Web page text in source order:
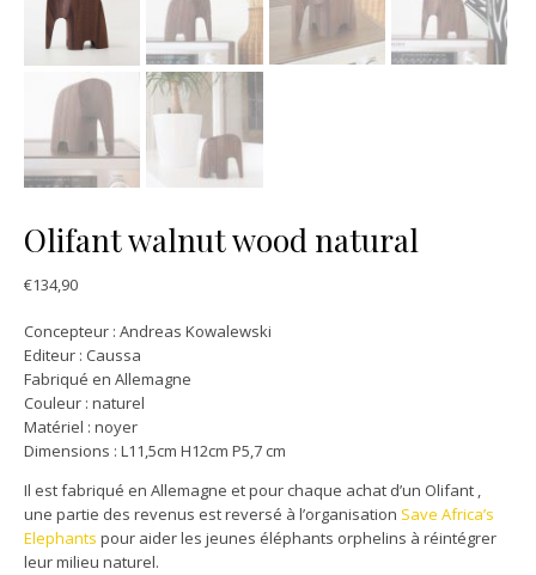
Olifant walnut wood natural
€134,90
Concepteur : Andreas Kowalewski
Editeur : Caussa
Fabriqué en Allemagne
Couleur : naturel
Matériel : noyer
Dimensions : L11,5cm H12cm P5,7 cm
Il est fabriqué en Allemagne et pour chaque achat d’un Olifant ,
une partie des revenus est reversé à l’organisation Save Africa’s
Elephants pour aider les jeunes éléphants orphelins à réintégrer
leur milieu naturel.